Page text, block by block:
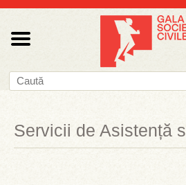
Servicii de Asistență